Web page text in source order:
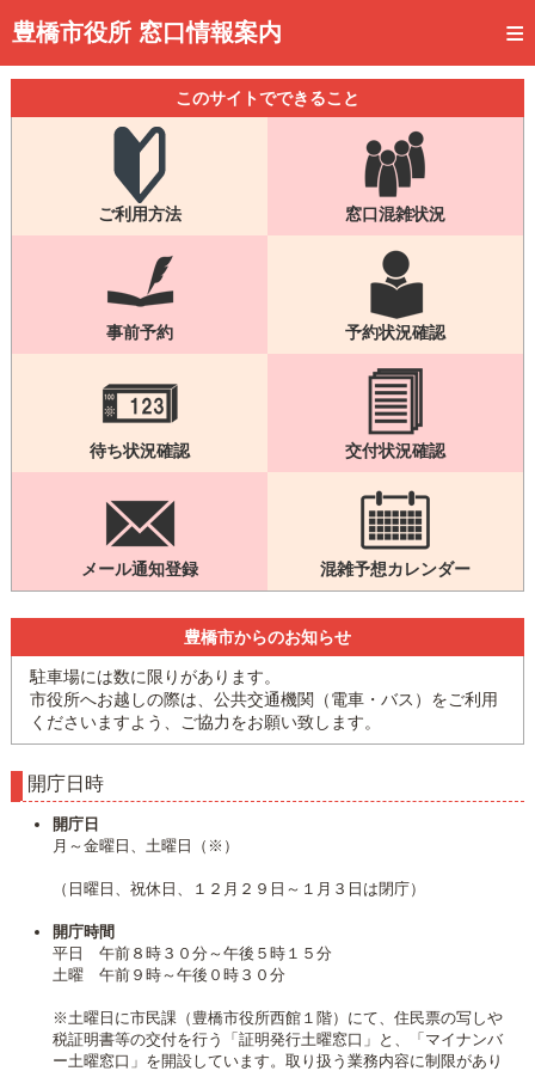
豊橋市役所 窓口情報案内
トップページ
ご利用方法
予約状況確認
窓口混雑状況
待ち状況確認
交付状況確認
混雑予想カレンダー
このサイトでできること
ご利用方法 窓口混雑状況
事前予約 予約状況確認
待ち状況確認 交付状況確認
メール通知登録 混雑予想カレンダー
豊橋市からのお知らせ
駐車場には数に限りがあります。
市役所へお越しの際は、公共交通機関（電車・バス）をご利用
くださいますよう、ご協力をお願い致します。
開庁日時
開庁日
月～金曜日、土曜日（※）
（日曜日、祝休日、１２月２９日～１月３日は閉庁）
開庁時間
平日 午前８時３０分～午後５時１５分
土曜 午前９時～午後０時３０分
※土曜日に市民課（豊橋市役所西館１階）にて、住民票の写しや
税証明書等の交付を行う「証明発行土曜窓口」と、「マイナンバ
ー土曜窓口」を開設しています。取り扱う業務内容に制限があり